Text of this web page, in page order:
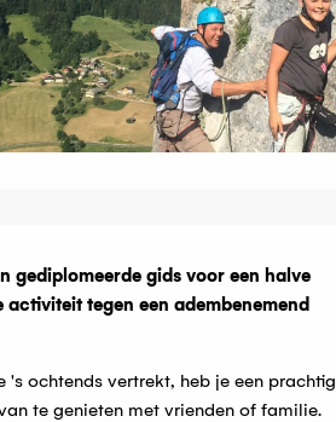
gediplomeerde gids voor een halve
tegen een adembenemend
ochtends vertrekt, heb je een prachtig
te genieten met vrienden of familie.